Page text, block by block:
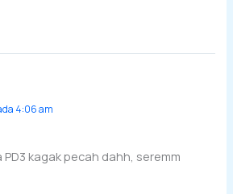
4:06 am
kagak pecah dahh, seremm